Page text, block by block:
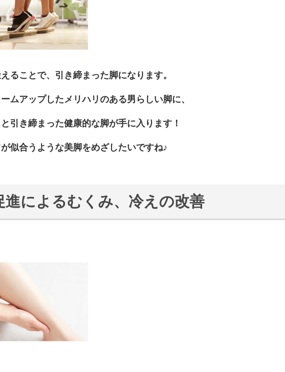
ることで、引き締まった脚になります。
ムアップしたメリハリのある男らしい脚に、
引き締まった健康的な脚が手に入ります！
似合うような美脚をめざしたいですね♪
進によるむくみ、冷えの改善